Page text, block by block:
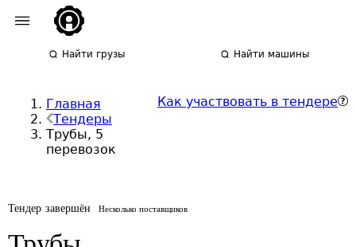
Найти грузы Найти машины
Главная
Тендеры
Трубы, 5
перевозок
Как участвовать в тендере
Тендер завершён Несколько поставщиков